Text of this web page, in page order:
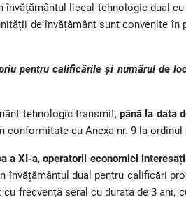
liceal tehnologic dual
de învățământ sunt convenite în
pentru calificările și numărul de
tehnologic transmit,până la data
cu Anexa nr. 9 la
a XI-a,operatorii economici
dual pentru calificări
frecvență seral cu durata de 3